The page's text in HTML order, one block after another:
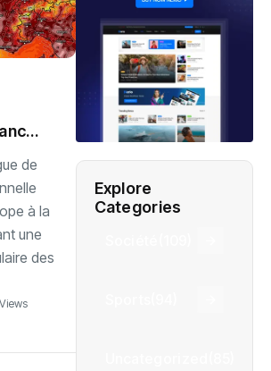
de
à la
une
des
Explore
Categories